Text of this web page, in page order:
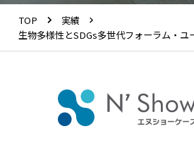
TOP
実績
生物多様性とSDGs多世代フォーラム・ユ